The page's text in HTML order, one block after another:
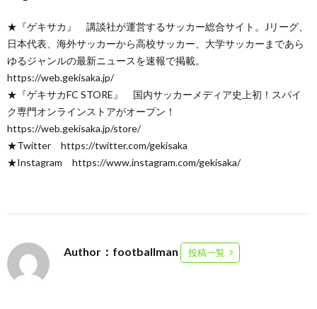
★『ゲキサカ』 講談社が運営するサッカー総合サイト。Jリーグ、
日本代表、海外サッカーから高校サッカー、大学サッカーまであら
ゆるジャンルの最新ニュースを速報で掲載。
https://web.gekisaka.jp/
★『ゲキサカFC STORE』 国内サッカーメディア史上初！スパイ
ク専門オンラインストアがオープン！
https://web.gekisaka.jp/store/
★Twitter https://twitter.com/gekisaka
★Instagram https://www.instagram.com/gekisaka/
Author：footballman 投稿一覧